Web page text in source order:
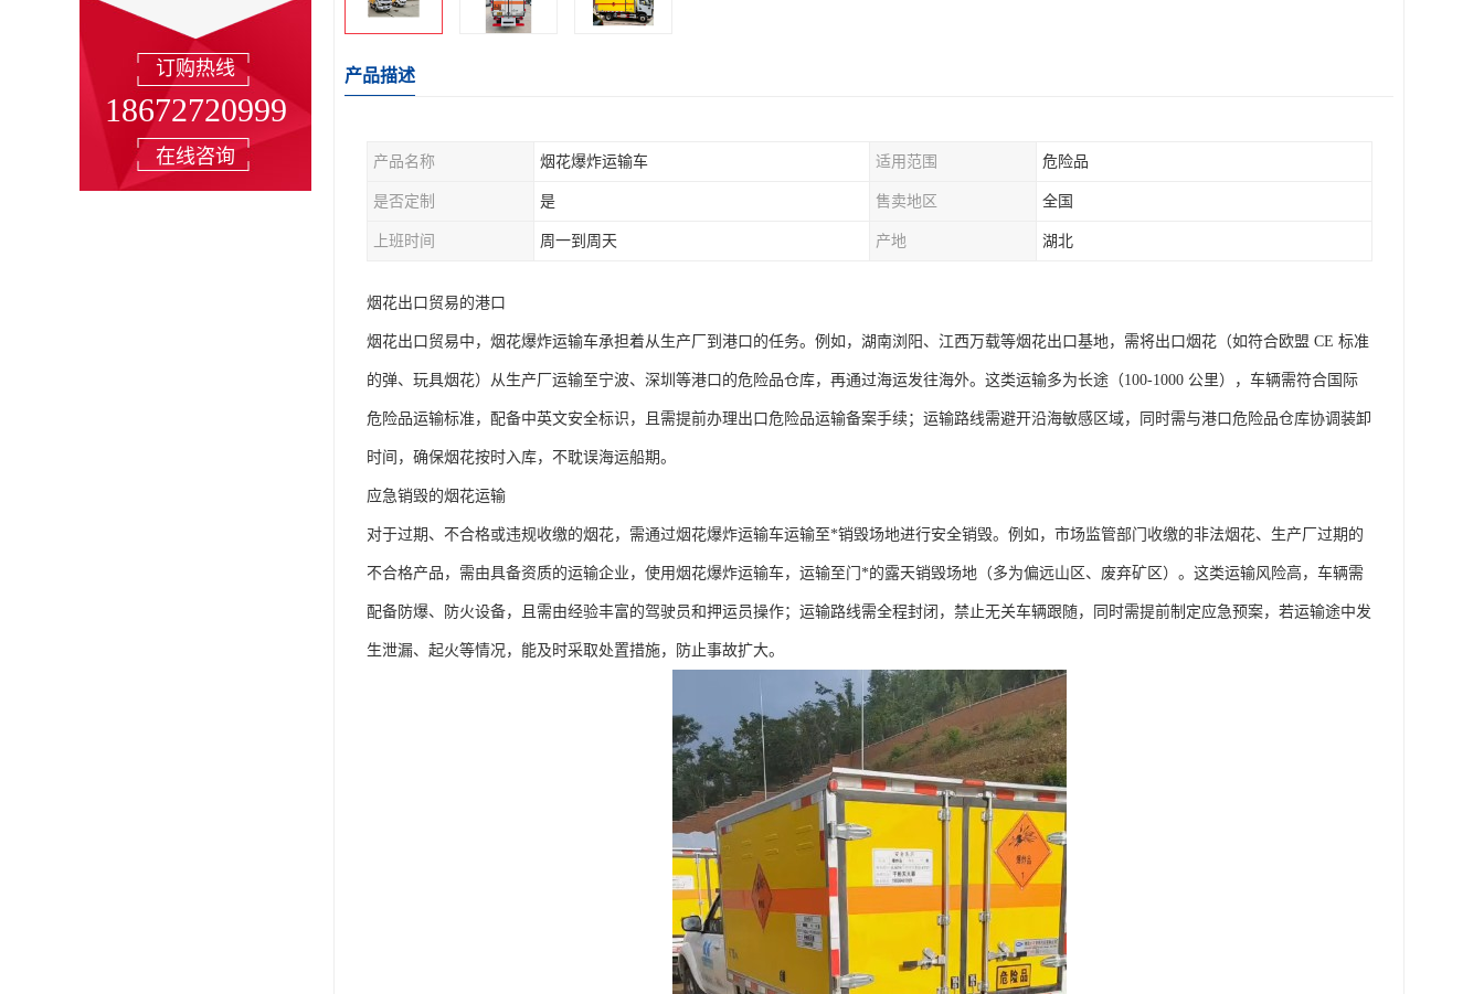
订购热线
18672720999
在线咨询
产品描述
产品名称 烟花爆炸运输车 适用范围 危险品
是否定制 是 售卖地区 全国
上班时间 周一到周天 产地 湖北
烟花出口贸易的港口​
烟花出口贸易中，烟花爆炸运输车承担着从生产厂到港口的任务。例如，湖南浏阳、江西万载等烟花出口基地，需将出口烟花（如符合欧盟 CE 标准
的弹、玩具烟花）从生产厂运输至宁波、深圳等港口的危险品仓库，再通过海运发往海外。这类运输多为长途（100-1000 公里），车辆需符合国际
危险品运输标准，配备中英文安全标识，且需提前办理出口危险品运输备案手续；运输路线需避开沿海敏感区域，同时需与港口危险品仓库协调装卸
时间，确保烟花按时入库，不耽误海运船期。​
应急销毁的烟花运输​
对于过期、不合格或违规收缴的烟花，需通过烟花爆炸运输车运输至*销毁场地进行安全销毁。例如，市场监管部门收缴的非法烟花、生产厂过期的
不合格产品，需由具备资质的运输企业，使用烟花爆炸运输车，运输至门*的露天销毁场地（多为偏远山区、废弃矿区）。这类运输风险高，车辆需
配备防爆、防火设备，且需由经验丰富的驾驶员和押运员操作；运输路线需全程封闭，禁止无关车辆跟随，同时需提前制定应急预案，若运输途中发
生泄漏、起火等情况，能及时采取处置措施，防止事故扩大。